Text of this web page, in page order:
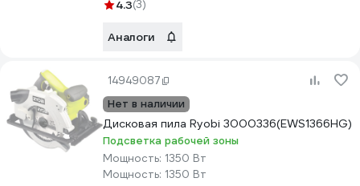
4.3(3)
Аналоги
14949087
Нет в наличии
Дисковая пила Ryobi 3000336(EWS1366HG)
Подсветка рабочей зоны
Мощность: 1350 Вт
Мощность: 1350 Вт